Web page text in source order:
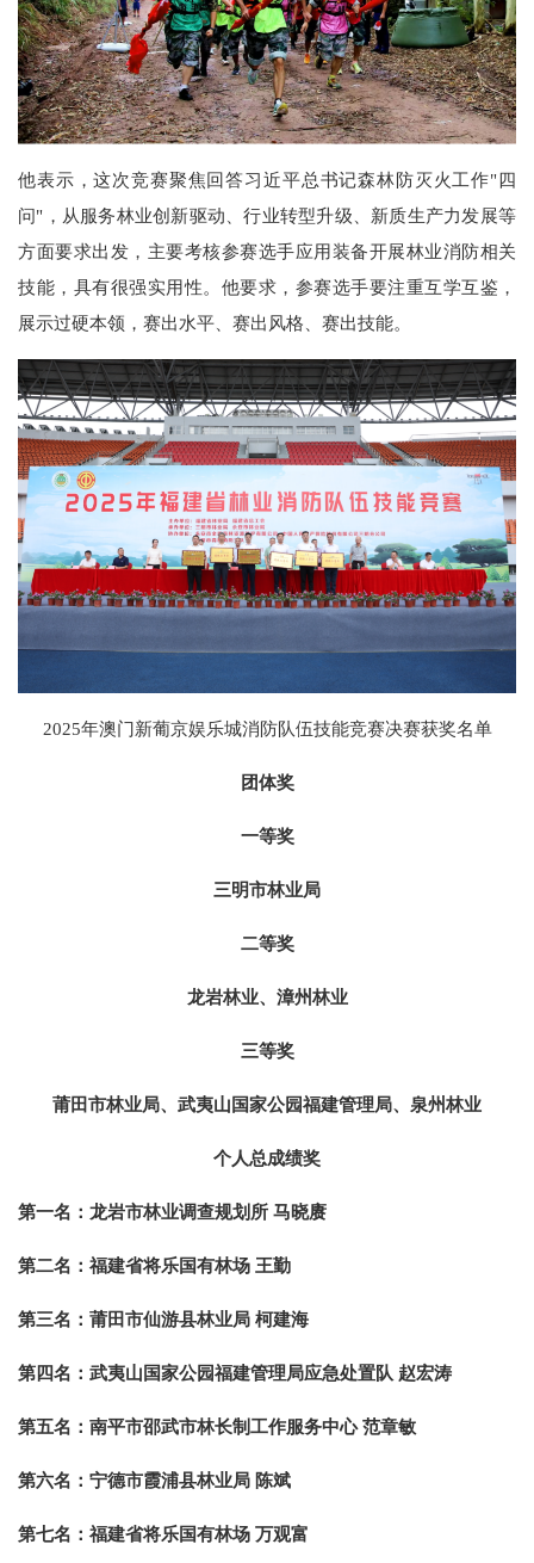
他表示，这次竞赛聚焦回答习近平总书记森林防灭火工作"四
问"，从服务林业创新驱动、行业转型升级、新质生产力发展等
方面要求出发，主要考核参赛选手应用装备开展林业消防相关
技能，具有很强实用性。他要求，参赛选手要注重互学互鉴，
展示过硬本领，赛出水平、赛出风格、赛出技能。
2025年澳门新葡京娱乐城消防队伍技能竞赛决赛获奖名单
团体奖
一等奖
三明市林业局
二等奖
龙岩林业、漳州林业
三等奖
莆田市林业局、武夷山国家公园福建管理局、泉州林业
个人总成绩奖
第一名： 龙岩市林业调查规划所 马晓赓
第二名： 福建省将乐国有林场 王勤
第三名： 莆田市仙游县林业局 柯建海
第四名： 武夷山国家公园福建管理局应急处置队 赵宏涛
第五名： 南平市邵武市林长制工作服务中心 范章敏
第六名： 宁德市霞浦县林业局 陈斌
第七名： 福建省将乐国有林场 万观富